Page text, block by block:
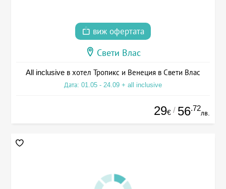
виж офертата
Свети Влас
All inclusive в хотел Тропикс и Венеция в Свети Влас
Дата: 01.05 - 24.09 + all inclusive
29€ / 56.72
лв.